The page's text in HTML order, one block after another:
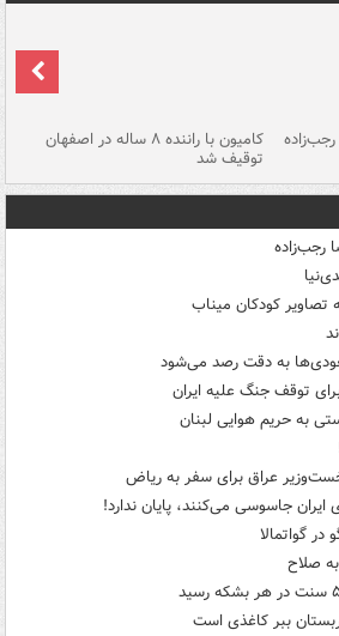
کامیون با راننده ۸ ساله در اصفهان
توقیف شد
رجب‌زاده
کودکان میناب
به دقت رصد می‌شود
به حریم هوایی لبنان
عراق برای سفر به ریاض
ایران جاسوسی می‌کنند، پایان ندارد!
گواتمالا
صلاح
ببر کاغذی است